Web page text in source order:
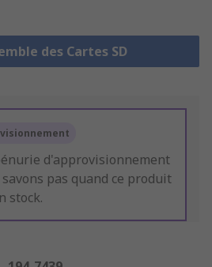
des Cartes SD
d'approvisionnement
pas quand ce produit
stock.